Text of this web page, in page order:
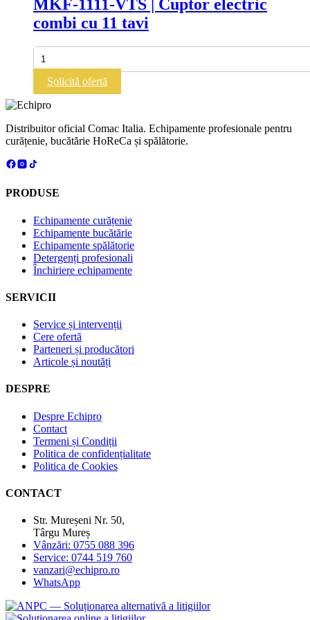
alese
în
pagina
multe
variații.
pot
alese
MKF-1111-VTS | Cuptor electric
combi cu 11 tavi
Cantitate
MKF-
1111-
VTS
|
Cuptor
electric
combi
11
Solicită ofertă
Distribuitor oficial Comac Italia. Echipamente profesionale pentru
curățenie, bucătărie HoReCa și spălătorie.
PRODUSE
Echipamente curățenie
Echipamente bucătărie
Echipamente spălătorie
Detergenți profesionali
Închiriere echipamente
SERVICII
Service și intervenții
Cere ofertă
Parteneri și producători
Articole și noutăți
DESPRE
Despre Echipro
Contact
Termeni și Condiții
Politica de confidențialitate
Politica de Cookies
CONTACT
Str. Mureșeni Nr. 50,
Târgu Mureș
Vânzări: 0755 088 396
Service: 0744 519 760
vanzari@echipro.ro
WhatsApp